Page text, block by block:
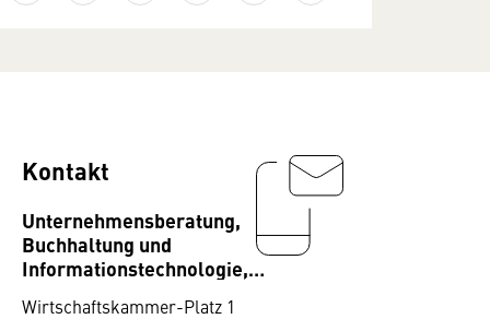
Kontakt
Unternehmensberatung,
Buchhaltung und
Informationstechnologie,
Wirtschaftskammer-Platz 1